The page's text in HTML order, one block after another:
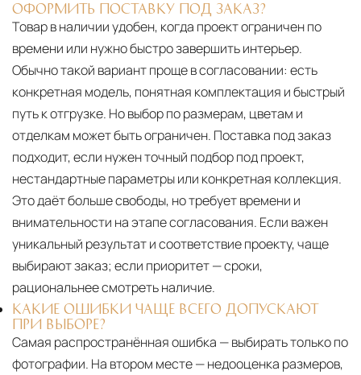
ОФОРМИТЬ ПОСТАВКУ ПОД ЗАКАЗ?
Товар в наличии удобен, когда проект ограничен по
времени или нужно быстро завершить интерьер.
Обычно такой вариант проще в согласовании: есть
конкретная модель, понятная комплектация и быстрый
путь к отгрузке. Но выбор по размерам, цветам и
отделкам может быть ограничен. Поставка под заказ
подходит, если нужен точный подбор под проект,
нестандартные параметры или конкретная коллекция.
Это даёт больше свободы, но требует времени и
внимательности на этапе согласования. Если важен
уникальный результат и соответствие проекту, чаще
выбирают заказ; если приоритет — сроки,
рациональнее смотреть наличие.
КАКИЕ ОШИБКИ ЧАЩЕ ВСЕГО ДОПУСКАЮТ
ПРИ ВЫБОРЕ?
Самая распространённая ошибка — выбирать только по
фотографии. На втором месте — недооценка размеров,